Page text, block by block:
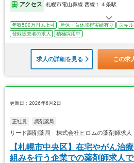
アクセス 札幌市電山鼻線 西線１４条駅
年収500万円以上可 産休・育休取得実績有り スキ
登録販売者の求人
積極採用中
求人の詳細を見る この求
更新日：2026年6月2日
正社員 調剤薬局
リード調剤薬局 株式会社ヒロムの薬剤師求人
【札幌市中央区】在宅やがん治
組みを行う企業での薬剤師求人で